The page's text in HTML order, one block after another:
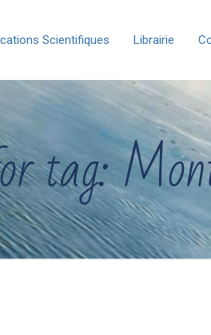
Scientifiques Librairie
tag: